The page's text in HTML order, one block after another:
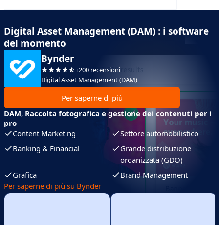
Digital Asset Management (DAM) : i software
del momento
Bynder
+200 recensioni
Digital Asset Management (DAM)
Per saperne di più
DAM, Raccolta fotografica e gestione dei contenuti per i
pro
Content Marketing
Settore automobilistico
Banking & Financial
Grande distribuzione
organizzata (GDO)
Grafica
Brand Management
Per saperne di più su Bynder